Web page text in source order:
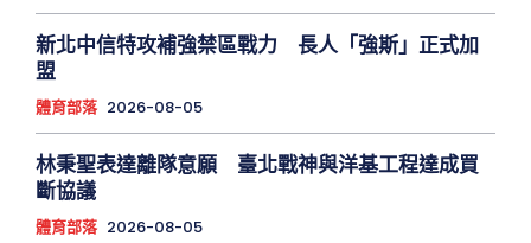
新北中信特攻補強禁區戰力 長人「強斯」正式加
盟
體育部落 2026-08-05
林秉聖表達離隊意願 臺北戰神與洋基工程達成買
斷協議
體育部落 2026-08-05